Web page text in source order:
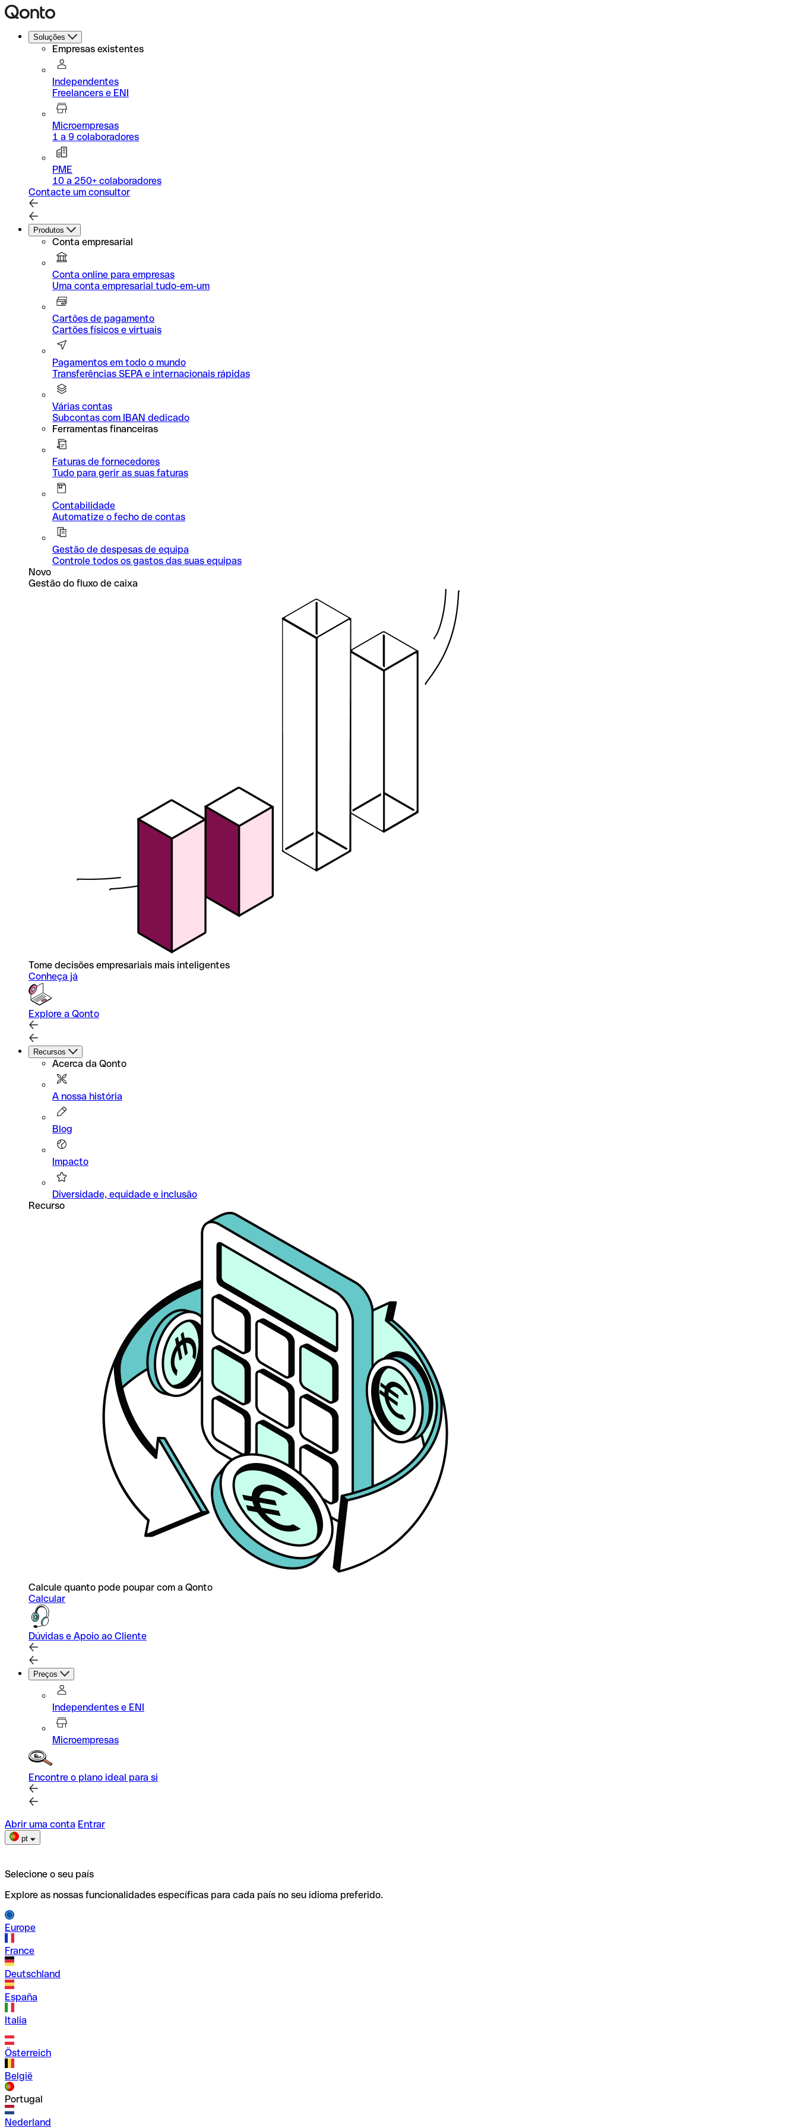
Soluções
Empresas existentes
Independentes
Freelancers e ENI
Microempresas
1 a 9 colaboradores
PME
10 a 250+ colaboradores
Contacte um consultor
Produtos
Conta empresarial
Conta online para empresas
Uma conta empresarial tudo-em-um
Cartões de pagamento
Cartões físicos e virtuais
Pagamentos em todo o mundo
Transferências SEPA e internacionais rápidas
Várias contas
Subcontas com IBAN dedicado
Ferramentas financeiras
Faturas de fornecedores
Tudo para gerir as suas faturas
Contabilidade
Automatize o fecho de contas
Gestão de despesas de equipa
Controle todos os gastos das suas equipas
Novo
Gestão do fluxo de caixa
Tome decisões empresariais mais inteligentes
Conheça já
Explore a Qonto
Recursos
Acerca da Qonto
A nossa história
Blog
Impacto
Diversidade, equidade e inclusão
Recurso
Calcule quanto pode poupar com a Qonto
Calcular
Dúvidas e Apoio ao Cliente
Preços
Independentes e ENI
Microempresas
Encontre o plano ideal para si
Abrir uma conta Entrar
pt
Selecione o seu país
Explore as nossas funcionalidades específicas para cada país no seu idioma preferido.
Europe
France
Deutschland
España
Italia
Österreich
België
Portugal
Nederland